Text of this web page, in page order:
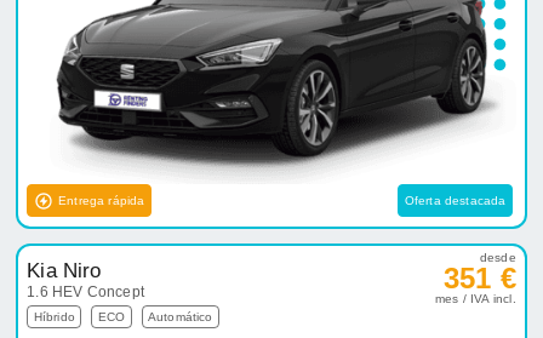
Entrega rápida Oferta destacada
Kia Niro
1.6 HEV Concept
Híbrido ECO Automático
desde
351 €
mes / IVA incl.